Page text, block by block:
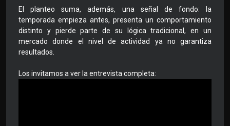
El planteo suma, además, una señal de fondo: la
temporada empieza antes, presenta un comportamiento
distinto y pierde parte de su lógica tradicional, en un
mercado donde el nivel de actividad ya no garantiza
resultados.
Los invitamos a ver la entrevista completa: